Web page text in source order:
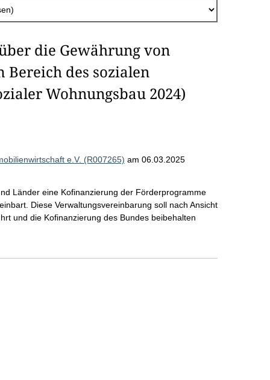
die Gewährung von
Bereich des sozialen
Wohnungsbau 2024)
e.V. (R007265) am 06.03.2025
Länder eine Kofinanzierung der Förderprogramme
Diese Verwaltungsvereinbarung soll nach Ansicht
und die Kofinanzierung des Bundes beibehalten